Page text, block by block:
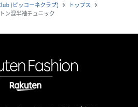
(ピッコーネクラブ) navigate_next トップス navigate_next
ン混半袖チュニック